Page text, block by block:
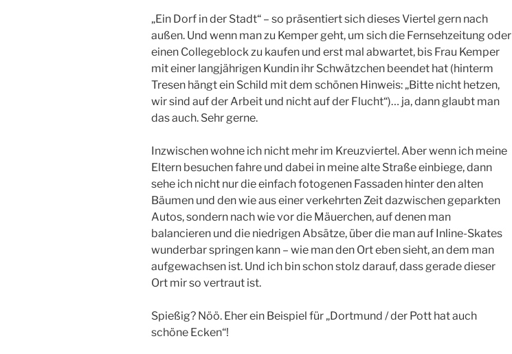
„Ein Dorf in der Stadt“ – so präsentiert sich dieses Viertel gern nach
außen. Und wenn man zu Kemper geht, um sich die Fernsehzeitung oder
einen Collegeblock zu kaufen und erst mal abwartet, bis Frau Kemper
mit einer langjährigen Kundin ihr Schwätzchen beendet hat (hinterm
Tresen hängt ein Schild mit dem schönen Hinweis: „Bitte nicht hetzen,
wir sind auf der Arbeit und nicht auf der Flucht“)… ja, dann glaubt man
das auch. Sehr gerne.
Inzwischen wohne ich nicht mehr im Kreuzviertel. Aber wenn ich meine
Eltern besuchen fahre und dabei in meine alte Straße einbiege, dann
sehe ich nicht nur die einfach fotogenen Fassaden hinter den alten
Bäumen und den wie aus einer verkehrten Zeit dazwischen geparkten
Autos, sondern nach wie vor die Mäuerchen, auf denen man
balancieren und die niedrigen Absätze, über die man auf Inline-Skates
wunderbar springen kann – wie man den Ort eben sieht, an dem man
aufgewachsen ist. Und ich bin schon stolz darauf, dass gerade dieser
Ort mir so vertraut ist.
Spießig? Nöö. Eher ein Beispiel für „Dortmund / der Pott hat auch
schöne Ecken“!